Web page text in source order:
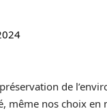
de
même nos choix en